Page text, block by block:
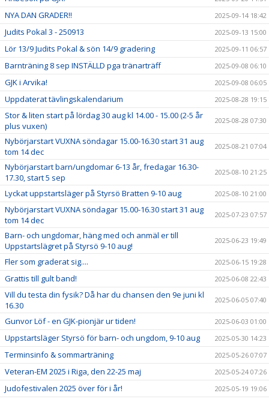
NYA DAN GRADER!! 2025-09-14 18:42
Judits Pokal 3 - 250913 2025-09-13 15:00
Lör 13/9 Judits Pokal & sön 14/9 gradering 2025-09-11 06:57
Barnträning 8 sep INSTÄLLD pga tränarträff 2025-09-08 06:10
GJK i Arvika! 2025-09-08 06:05
Uppdaterat tävlingskalendarium 2025-08-28 19:15
Stor & liten start på lördag 30 aug kl 14.00 - 15.00 (2-5 år
plus vuxen)
2025-08-28 07:30
Nybörjarstart VUXNA söndagar 15.00-16.30 start 31 aug
tom 14 dec
2025-08-21 07:04
Nybörjarstart barn/ungdomar 6-13 år, fredagar 16.30-
17.30, start 5 sep
2025-08-10 21:25
Lyckat uppstartsläger på Styrsö Bratten 9-10 aug 2025-08-10 21:00
Nybörjarstart VUXNA söndagar 15.00-16.30 start 31 aug
tom 14 dec
2025-07-23 07:57
Barn- och ungdomar, häng med och anmäl er till
Uppstartslägret på Styrsö 9-10 aug!
2025-06-23 19:49
Fler som graderat sig.... 2025-06-15 19:28
Grattis till gult band! 2025-06-08 22:43
Vill du testa din fysik? Då har du chansen den 9e juni kl
16.30
2025-06-05 07:40
Gunvor Löf - en GJK-pionjär ur tiden! 2025-06-03 01:00
Uppstartsläger Styrsö för barn- och ungdom, 9-10 aug 2025-05-30 14:23
Terminsinfo & sommarträning 2025-05-26 07:07
Veteran-EM 2025 i Riga, den 22-25 maj 2025-05-24 07:26
Judofestivalen 2025 över för i år! 2025-05-19 19:06